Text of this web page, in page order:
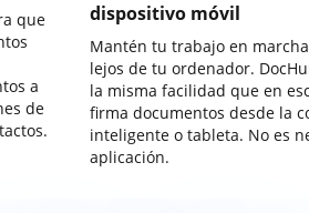
que
a
de
dispositivo móvil
Mantén tu trabajo en
lejos de tu ordenador.
la misma facilidad que en
firma documentos desde la
inteligente o tableta. No es
aplicación.